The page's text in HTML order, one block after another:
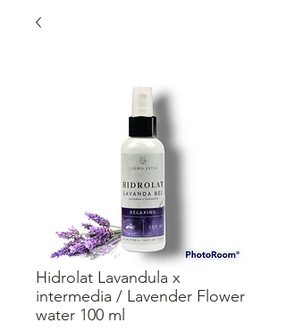
Hidrolat Lavandula x
intermedia / Lavender Flower
water 100 ml